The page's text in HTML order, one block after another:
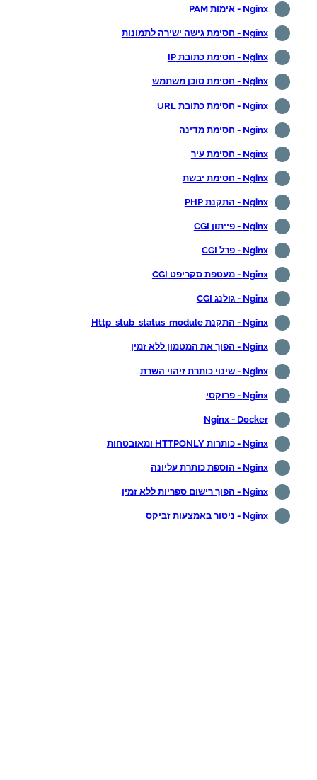
Nginx - אימות PAM
Nginx - חסימת גישה ישירה לתמונות
Nginx - חסימת כתובת IP
Nginx - חסימת סוכן משתמש
Nginx - חסימת כתובת URL
Nginx - חסימת מדינה
Nginx - חסימת עיר
Nginx - חסימת יבשת
Nginx - התקנת PHP
Nginx - פייתון CGI
Nginx - פרל CGI
Nginx - מעטפת סקריפט CGI
Nginx - גולנג CGI
Nginx - התקנת Http_stub_status_module
Nginx - הפוך את המטמון ללא זמין
Nginx - שינוי כותרת זיהוי השרת
Nginx - פרוקסי
Nginx - Docker
Nginx - כותרות HTTPONLY ומאובטחות
Nginx - הוספת כותרת עליונה
Nginx - הפוך רישום ספריות ללא זמין
Nginx - ניטור באמצעות זביקס